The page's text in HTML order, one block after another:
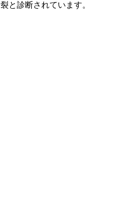
と診断されています。